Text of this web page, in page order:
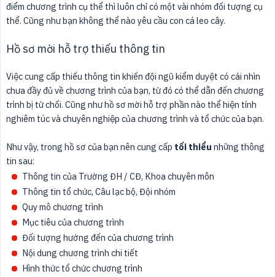
điểm chương trình cụ thể thì luôn chỉ có một vài nhóm đối tượng cụ
thể. Cũng như bạn không thể nào yêu cầu con cá leo cây.
Hồ sơ mời hỗ trợ thiếu thông tin
Việc cung cấp thiếu thông tin khiến đội ngũ kiểm duyệt có cái nhìn
chưa đầy đủ về chương trình của bạn, từ đó có thể dẫn đến chương
trình bị từ chối. Cũng như hồ sơ mời hỗ trợ phần nào thể hiện tính
nghiêm túc và chuyên nghiệp của chương trình và tổ chức của bạn.
Như vậy, trong hồ sơ của bạn nên cung cấp tối thiểu những thông
tin sau:
Thông tin của Trường ĐH / CĐ, Khoa chuyên môn
Thông tin tổ chức, Câu lạc bộ, Đội nhóm
Quy mô chương trình
Mục tiêu của chương trình
Đối tượng hướng đến của chương trình
Nội dung chương trình chi tiết
Hình thức tổ chức chương trình